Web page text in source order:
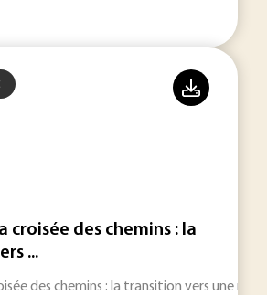
croisée des chemins : la
...
des chemins : la transition vers une